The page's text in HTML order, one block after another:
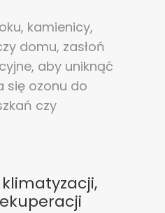
kamienicy,
domu, zasłoń
aby uniknąć
się ozonu do
czy